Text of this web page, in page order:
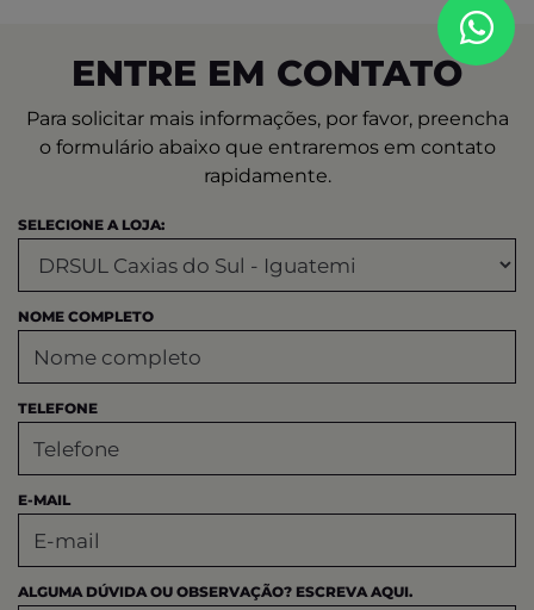
ENTRE EM CONTATO
Para solicitar mais informações, por favor, preencha
o formulário abaixo que entraremos em contato
rapidamente.
SELECIONE A LOJA:
NOME COMPLETO
TELEFONE
E-MAIL
ALGUMA DÚVIDA OU OBSERVAÇÃO? ESCREVA AQUI.